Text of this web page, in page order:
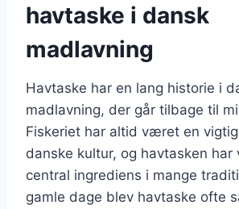
havtaske i dansk
madlavning
Havtaske har en lang historie i
madlavning, der går tilbage til
Fiskeriet har altid været en
danske kultur, og havtasken
central ingrediens i mange
gamle dage blev havtaske ofte